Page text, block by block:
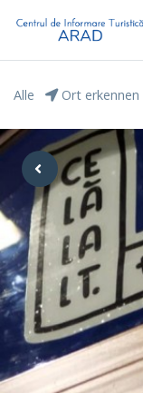
Alle Ort erkennen